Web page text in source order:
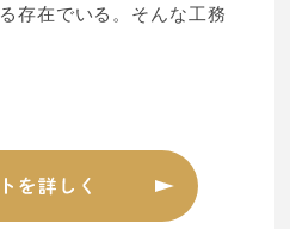
存在でいる。そんな工務